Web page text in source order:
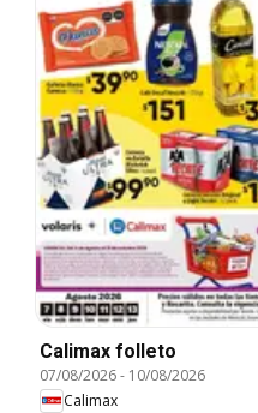
Calimax folleto
07/08/2026- 10/08/2026
Calimax